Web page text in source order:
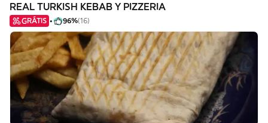
REAL TURKISH KEBAB Y PIZZERIA
GRÁTIS 96%(16)